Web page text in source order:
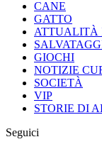
CANE
GATTO
ATTUALITÀ
GIOCHI
NOTIZIE
SOCIETÀ
VIP
STORIE DI
Seguici